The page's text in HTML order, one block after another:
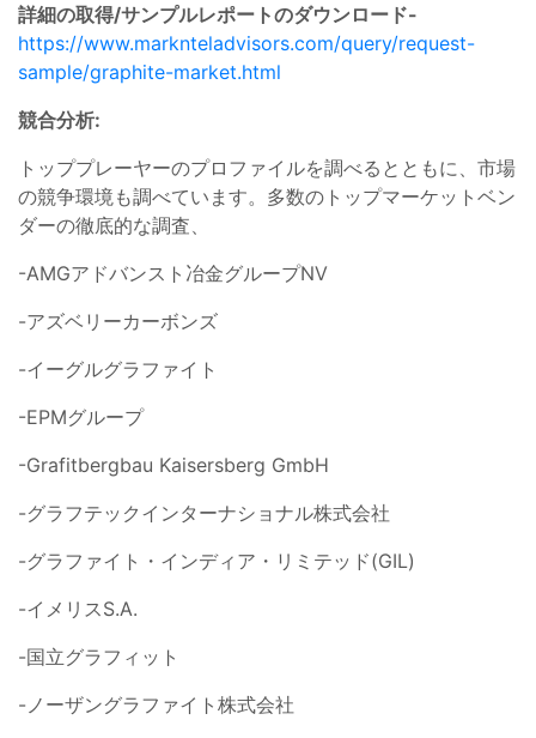
詳細の取得/サンプルレポートのダウンロード-
https://www.marknteladvisors.com/query/request-
sample/graphite-market.html
競合分析:
トッププレーヤーのプロファイルを調べるとともに、市場
の競争環境も調べています。多数のトップマーケットベン
ダーの徹底的な調査、
-AMGアドバンスト冶金グループNV
-アズベリーカーボンズ
-イーグルグラファイト
-EPMグループ
-Grafitbergbau Kaisersberg GmbH
-グラフテックインターナショナル株式会社
-グラファイト・インディア・リミテッド(GIL)
-イメリスS.A.
-国立グラフィット
-ノーザングラファイト株式会社